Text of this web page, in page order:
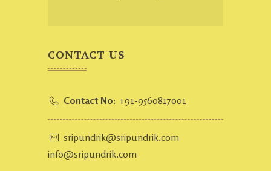
CONTACT US
Contact No: +91-9560817001
sripundrik@sripundrik.com
info@sripundrik.com